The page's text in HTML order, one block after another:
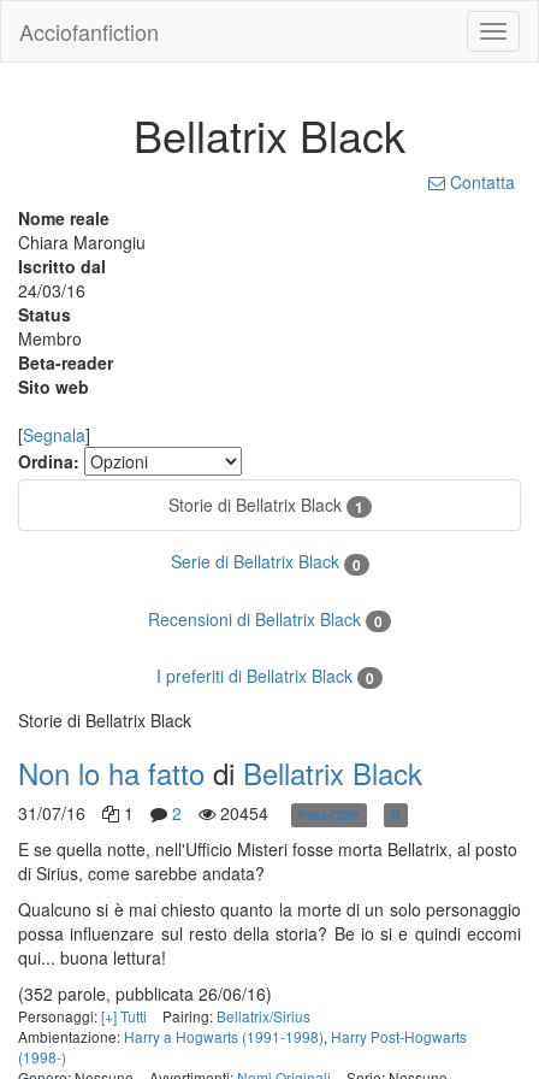
Acciofanfiction
Bellatrix Black
Contatta
Nome reale
Chiara Marongiu
Iscritto dal
24/03/16
Status
Membro
Beta-reader
Sito web
[Segnala]
Ordina:
Storie di Bellatrix Black
1
Serie di Bellatrix Black 0
Recensioni di Bellatrix Black 0
I preferiti di Bellatrix Black 0
Storie di Bellatrix Black
Non lo ha fatto di Bellatrix Black
31/07/16 1 2 20454 Post-OOP R
E se quella notte, nell'Ufficio Misteri fosse morta Bellatrix, al posto
di Sirius, come sarebbe andata?
Qualcuno si è mai chiesto quanto la morte di un solo personaggio
possa influenzare sul resto della storia? Be io si e quindi eccomi
qui... buona lettura!
(352 parole, pubblicata 26/06/16)
Personaggi:[+] Tutti Pairing: Bellatrix/Sirius
Ambientazione: Harry a Hogwarts (1991-1998), Harry Post-Hogwarts
(1998-)